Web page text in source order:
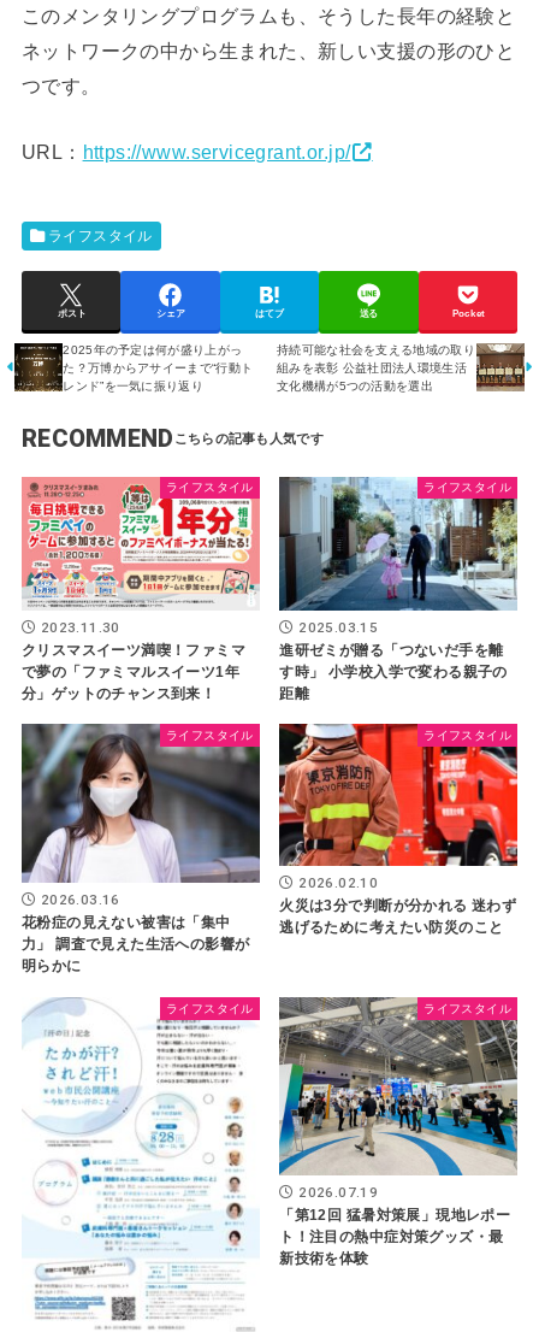
このメンタリングプログラムも、そうした長年の経験と
ネットワークの中から生まれた、新しい支援の形のひと
つです。
URL： https://www.servicegrant.or.jp/
ライフスタイル
ポスト シェア はてブ 送る Pocket
2025年の予定は何が盛り上がっ
た？万博からアサイーまで“行動ト
レンド”を一気に振り返り
持続可能な社会を支える地域の取り
組みを表彰 公益社団法人環境生活
文化機構が5つの活動を選出
RECOMMEND
ライフスタイル
2023.11.30
クリスマスイーツ満喫！ファミマ
で夢の「ファミマルスイーツ1年
分」ゲットのチャンス到来！
ライフスタイル
2025.03.15
進研ゼミが贈る「つないだ手を離
す時」 小学校入学で変わる親子の
距離
ライフスタイル
2026.03.16
花粉症の見えない被害は「集中
力」 調査で見えた生活への影響が
明らかに
ライフスタイル
2026.02.10
火災は3分で判断が分かれる 迷わず
逃げるために考えたい防災のこと
ライフスタイル ライフスタイル
2026.07.19
「第12回 猛暑対策展」現地レポー
ト！注目の熱中症対策グッズ・最
新技術を体験